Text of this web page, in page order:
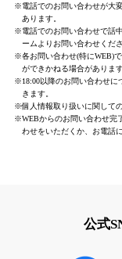
※電話でのお問い合わせが大
あります。
※電話でのお問い合わせで話
ームよりお問い合わせくださ
※各お問い合わせ(特にWEB)
ができかねる場合があります
※18:00以降のお問い合わせに
きます。
※個人情報取り扱いに関して
※WEBからのお問い合わせ完
わせをいただくか、お電話
公式